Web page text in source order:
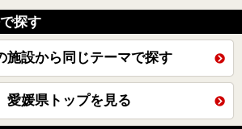
探す
施設から同じテーマで探す
愛媛県トップを見る